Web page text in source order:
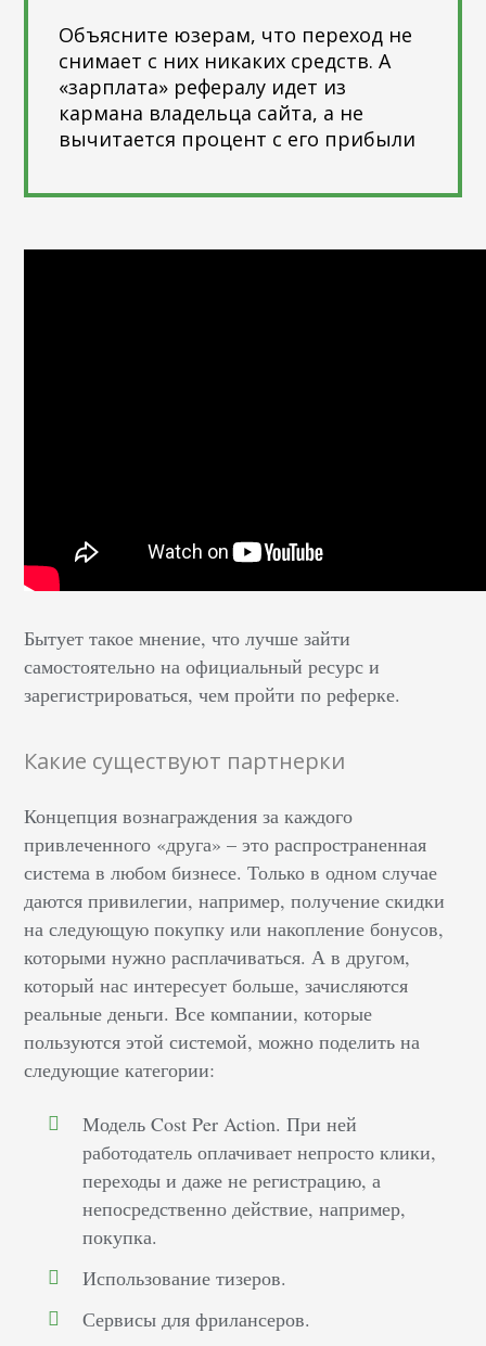
Объясните юзерам, что переход не
снимает с них никаких средств. А
«зарплата» рефералу идет из
кармана владельца сайта, а не
вычитается процент с его прибыли
Бытует такое мнение, что лучше зайти
самостоятельно на официальный ресурс и
зарегистрироваться, чем пройти по реферке.
Какие существуют партнерки
Концепция вознаграждения за каждого
привлеченного «друга» – это распространенная
система в любом бизнесе. Только в одном случае
даются привилегии, например, получение скидки
на следующую покупку или накопление бонусов,
которыми нужно расплачиваться. А в другом,
который нас интересует больше, зачисляются
реальные деньги. Все компании, которые
пользуются этой системой, можно поделить на
следующие категории:
Модель Cost Per Action. При ней
работодатель оплачивает непросто клики,
переходы и даже не регистрацию, а
непосредственно действие, например,
покупка.
Использование тизеров.
Сервисы для фрилансеров.